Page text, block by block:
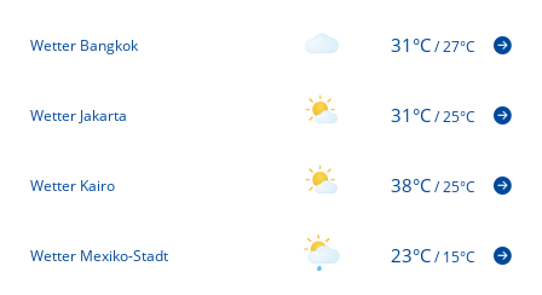
Wetter Bangkok 31°C/27°C
Wetter Jakarta 31°C/25°C
Wetter Kairo 38°C/25°C
Wetter Mexiko-Stadt 23°C/15°C